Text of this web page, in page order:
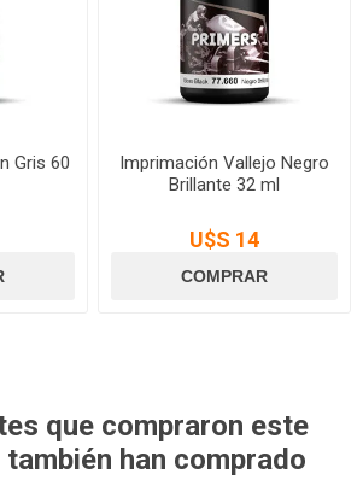
Gris 60
Imprimación Vallejo Negro
Brillante 32 ml
U$S 14
que compraron este
han comprado